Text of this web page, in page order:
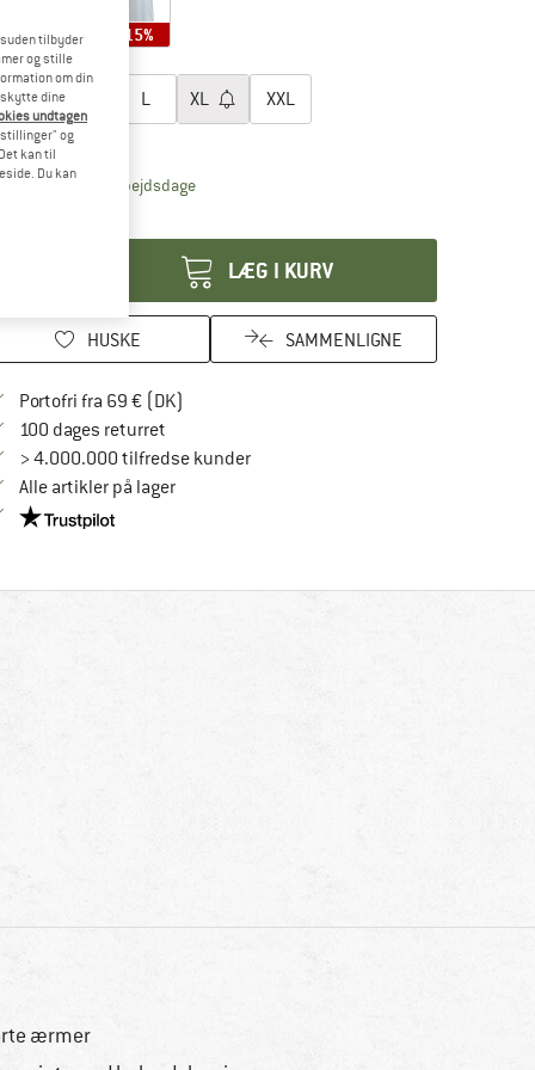
15% 15% 15%
en størrelse:
S M L XL XXL
4-6 arbejdsdageLinket åbnes i en infoboks og indeholder
LÆG I KURV
HUSKE SAMMENLIGNE
Portofri fra 69 € (DK)
100 dages returretGå til returretten her Åbnes i en infoboks
> 4.000.000 tilfredse kunder
Alle artikler på lager
Vi er Trustpilot-certificeret - oplysningerne får du
ærmer
tilbyder
og stille
om din
dine
undtagen
og
kan til
Du kan